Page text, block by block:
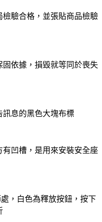
驗合格，並張貼商品檢驗
依據，損毀就等同於喪失
息的黑色大塊布標
有凹槽，是用來安裝安全座
，白色為釋放按鈕，按下